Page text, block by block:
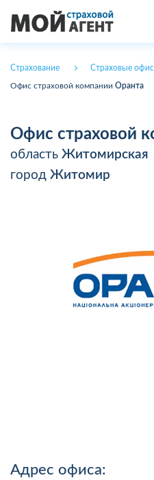
Страхование Страховые
Офис страховой компании Оранта
Офис страховой
область Житомирская
город Житомир
Адрес офиса: